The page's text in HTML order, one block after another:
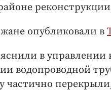
опубликовали в
в управлении
водопроводной
частично